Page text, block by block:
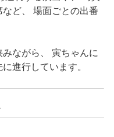
ど、 場面ごとの出番
ながら、 寅ちゃんに
進行しています。